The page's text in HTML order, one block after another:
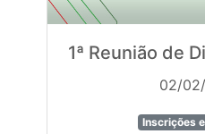
1ª Reunião de
02/
Inscrições